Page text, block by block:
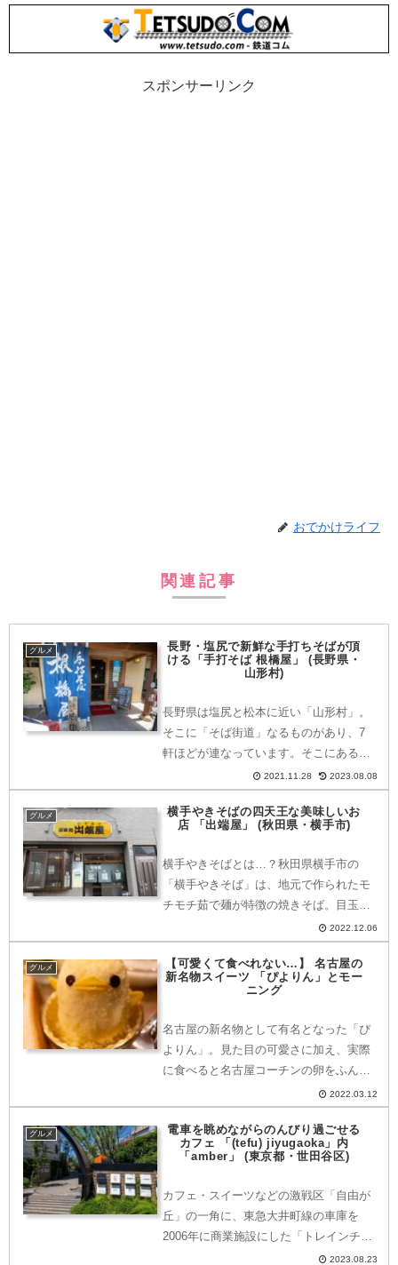
スポンサーリンク
おでかけライフ
関連記事
グルメ
長野・塩尻で新鮮な手打ちそばが頂
ける「手打そば 根橋屋」 (長野県・
山形村)
長野県は塩尻と松本に近い「山形村」。
そこに「そば街道」なるものがあり、7
軒ほどが連なっています。そこにあるの
が今回ご紹介する「手打そば 根橋屋」。
新鮮なそばを頂いてきましたのでご紹介
します。どこにある？〒390-1301長野県
東筑摩郡山形村...
2021.11.28 2023.08.08
グルメ
横手やきそばの四天王な美味しいお
店 「出端屋」 (秋田県・横手市)
横手やきそばとは…？秋田県横手市の
「横手やきそば」は、地元で作られたモ
チモチ茹で麺が特徴の焼きそば。目玉焼
きと福神漬けの付け合せがついた、ご当
地グルメです。今回訪れたのは…「出端
屋」秋田県・横手市役所前にある「出端
屋」さん。昼は定食メニュー...
2022.12.06
グルメ
【可愛くて食べれない…】 名古屋の
新名物スイーツ 「ぴよりん」とモー
ニング
名古屋の新名物として有名となった「ぴ
よりん」。見た目の可愛さに加え、実際
に食べると名古屋コーチンの卵をふんだ
んに使われており最高な味わいに。持ち
運びの難しさからTwitterでは、「#ぴよ
りんチャレンジ」とハッシュタグも出現
するほど。モーニ...
2022.03.12
グルメ
電車を眺めながらのんびり過ごせる
カフェ 「(tefu) jiyugaoka」内
「amber」 (東京都・世田谷区)
カフェ・スイーツなどの激戦区「自由が
丘」の一角に、東急大井町線の車庫を
2006年に商業施設にした「トレインチ自
由が丘」という場所があります。現在も
2023.08.23